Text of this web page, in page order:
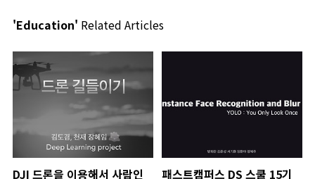
'Education' Related Articles
DJI 드론을 이용해서 사람인
패스트캠퍼스 DS 스쿨 15기